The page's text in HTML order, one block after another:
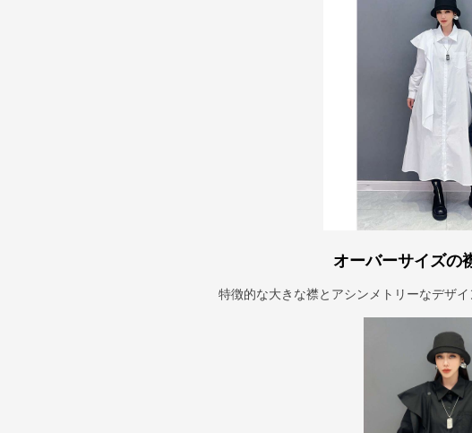
オーバーサイズの
特徴的な大きな襟とアシンメトリーなデザ